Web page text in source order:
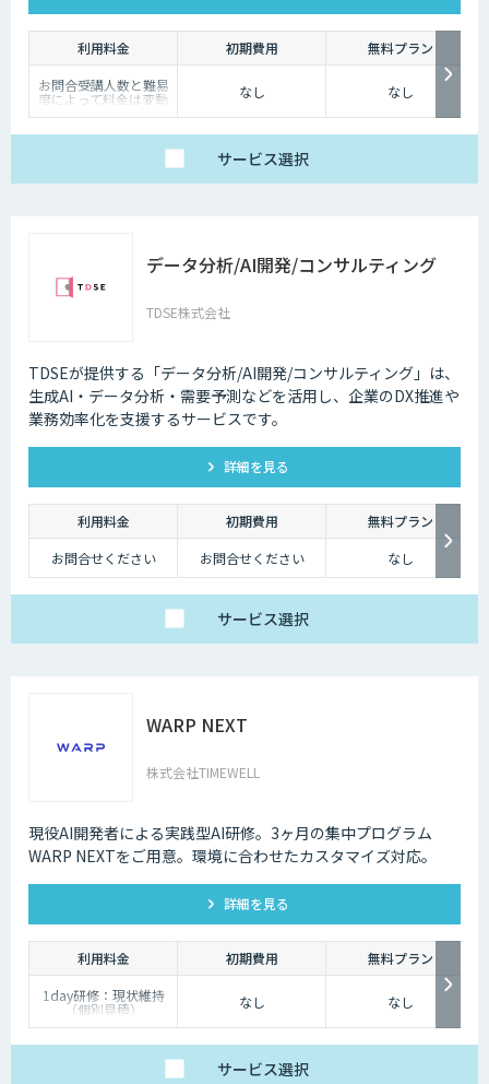
利用料金 初期費用
無料プラン
お問合受講人数と難易
度によって料金は変動
いたします。
なし なし
サービス選択
データ分析/AI開発/コンサルティング
TDSE株式会社
TDSEが提供する「データ分析/AI開発/コンサルティング」は、
生成AI・データ分析・需要予測などを活用し、企業のDX推進や
業務効率化を支援するサービスです。
詳細を見る
利用料金 初期費用
無料プラン
お問合せください
お問合せください なし
サービス選択
WARP NEXT
株式会社TIMEWELL
現役AI開発者による実践型AI研修。3ヶ月の集中プログラム
WARP NEXTをご用意。環境に合わせたカスタマイズ対応。
詳細を見る
利用料金 初期費用
無料プラン
1day研修：現状維持
（個別見積）
スタンダードプラン：
なし なし
サービス選択